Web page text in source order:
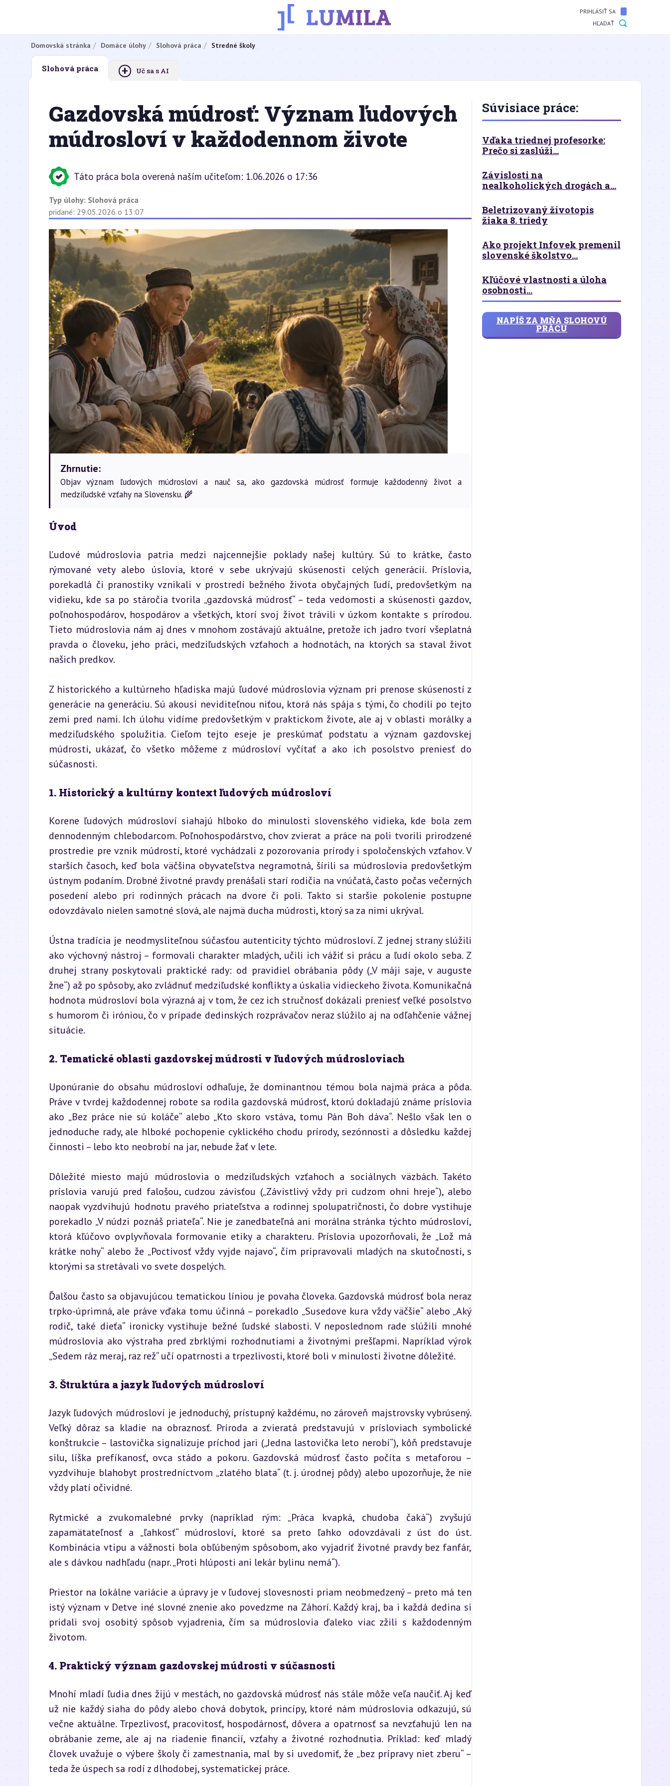
PRIHLÁSIŤ SA
HĽADAŤ
Domovská stránka Domáce úlohy Slohová práca Stredné školy
Slohová práca + Uč sa s AI
Gazdovská múdrosť: Význam ľudových
múdrosloví v každodennom živote
Táto práca bola overená naším učiteľom: 1.06.2026 o 17:36
Typ úlohy: Slohová práca
pridané: 29.05.2026 o 13:07
Zhrnutie:
Objav význam ľudových múdrosloví a nauč sa, ako gazdovská múdrosť formuje každodenný život a
medziľudské vzťahy na Slovensku. 🌾
Úvod
Ľudové múdroslovia patria medzi najcennejšie poklady našej kultúry. Sú to krátke, často
rýmované vety alebo úslovia, ktoré v sebe ukrývajú skúsenosti celých generácií. Príslovia,
porekadlá či pranostiky vznikali v prostredí bežného života obyčajných ľudí, predovšetkým na
vidieku, kde sa po stáročia tvorila „gazdovská múdrosť“ – teda vedomosti a skúsenosti gazdov,
poľnohospodárov, hospodárov a všetkých, ktorí svoj život trávili v úzkom kontakte s prírodou.
Tieto múdroslovia nám aj dnes v mnohom zostávajú aktuálne, pretože ich jadro tvorí všeplatná
pravda o človeku, jeho práci, medziľudských vzťahoch a hodnotách, na ktorých sa staval život
našich predkov.
Z historického a kultúrneho hľadiska majú ľudové múdroslovia význam pri prenose skúseností z
generácie na generáciu. Sú akousi neviditeľnou niťou, ktorá nás spája s tými, čo chodili po tejto
zemi pred nami. Ich úlohu vidíme predovšetkým v praktickom živote, ale aj v oblasti morálky a
medziľudského spolužitia. Cieľom tejto eseje je preskúmať podstatu a význam gazdovskej
múdrosti, ukázať, čo všetko môžeme z múdrosloví vyčítať a ako ich posolstvo preniesť do
súčasnosti.
1. Historický a kultúrny kontext ľudových múdrosloví
Korene ľudových múdrosloví siahajú hlboko do minulosti slovenského vidieka, kde bola zem
dennodenným chlebodarcom. Poľnohospodárstvo, chov zvierat a práce na poli tvorili prirodzené
prostredie pre vznik múdrostí, ktoré vychádzali z pozorovania prírody i spoločenských vzťahov. V
starších časoch, keď bola väčšina obyvateľstva negramotná, šírili sa múdroslovia predovšetkým
ústnym podaním. Drobné životné pravdy prenášali starí rodičia na vnúčatá, často počas večerných
posedení alebo pri rodinných prácach na dvore či poli. Takto si staršie pokolenie postupne
odovzdávalo nielen samotné slová, ale najmä ducha múdrosti, ktorý sa za nimi ukrýval.
Ústna tradícia je neodmysliteľnou súčasťou autenticity týchto múdrosloví. Z jednej strany slúžili
ako výchovný nástroj – formovali charakter mladých, učili ich vážiť si prácu a ľudí okolo seba. Z
druhej strany poskytovali praktické rady: od pravidiel obrábania pôdy („V máji saje, v auguste
žne“) až po spôsoby, ako zvládnuť medziľudské konflikty a úskalia vidieckeho života. Komunikačná
hodnota múdrosloví bola výrazná aj v tom, že cez ich stručnosť dokázali preniesť veľké posolstvo
s humorom či iróniou, čo v prípade dedinských rozprávačov neraz slúžilo aj na odľahčenie vážnej
situácie.
2. Tematické oblasti gazdovskej múdrosti v ľudových múdrosloviach
Uponúranie do obsahu múdrosloví odhaľuje, že dominantnou témou bola najmä práca a pôda.
Práve v tvrdej každodennej robote sa rodila gazdovská múdrosť, ktorú dokladajú známe príslovia
ako „Bez práce nie sú koláče“ alebo „Kto skoro vstáva, tomu Pán Boh dáva“. Nešlo však len o
jednoduche rady, ale hlboké pochopenie cyklického chodu prírody, sezónnosti a dôsledku každej
činnosti – lebo kto neobrobí na jar, nebude žať v lete.
Dôležité miesto majú múdroslovia o medziľudských vzťahoch a sociálnych väzbách. Takéto
príslovia varujú pred falošou, cudzou závisťou („Závistlivý vždy pri cudzom ohni hreje“), alebo
naopak vyzdvihujú hodnotu pravého priateľstva a rodinnej spolupatričnosti, čo dobre vystihuje
porekadlo „V núdzi poznáš priateľa“. Nie je zanedbateľná ani morálna stránka týchto múdrosloví,
ktorá kľúčovo ovplyvňovala formovanie etiky a charakteru. Príslovia upozorňovali, že „Lož má
krátke nohy“ alebo že „Poctivosť vždy vyjde najavo“, čím pripravovali mladých na skutočnosti, s
ktorými sa stretávali vo svete dospelých.
Ďalšou často sa objavujúcou tematickou líniou je povaha človeka. Gazdovská múdrosť bola neraz
trpko-úprimná, ale práve vďaka tomu účinná – porekadlo „Susedove kura vždy väčšie“ alebo „Aký
rodič, také dieťa“ ironicky vystihuje bežné ľudské slabosti. V neposlednom rade slúžili mnohé
múdroslovia ako výstraha pred zbrklými rozhodnutiami a životnými prešľapmi. Napríklad výrok
„Sedem ráz meraj, raz rež“ učí opatrnosti a trpezlivosti, ktoré boli v minulosti životne dôležité.
3. Štruktúra a jazyk ľudových múdrosloví
Jazyk ľudových múdrosloví je jednoduchý, prístupný každému, no zároveň majstrovsky vybrúsený.
Veľký dôraz sa kladie na obraznosť. Príroda a zvieratá predstavujú v prísloviach symbolické
konštrukcie – lastovička signalizuje príchod jari („Jedna lastovička leto nerobí“), kôň predstavuje
silu, líška prefíkanosť, ovca stádo a pokoru. Gazdovská múdrosť často počíta s metaforou –
vyzdvihuje blahobyt prostredníctvom „zlatého blata“ (t. j. úrodnej pôdy) alebo upozorňuje, že nie
vždy platí očividné.
Rytmické a zvukomalebné prvky (napríklad rým: „Práca kvapká, chudoba čaká“) zvyšujú
zapamätateľnosť a „ľahkosť“ múdrosloví, ktoré sa preto ľahko odovzdávali z úst do úst.
Kombinácia vtipu a vážnosti bola obľúbeným spôsobom, ako vyjadriť životné pravdy bez fanfár,
ale s dávkou nadhľadu (napr. „Proti hlúposti ani lekár bylinu nemá“).
Priestor na lokálne variácie a úpravy je v ľudovej slovesnosti priam neobmedzený – preto má ten
istý význam v Detve iné slovné znenie ako povedzme na Záhorí. Každý kraj, ba i každá dedina si
pridali svoj osobitý spôsob vyjadrenia, čím sa múdroslovia ďaleko viac zžili s každodenným
životom.
4. Praktický význam gazdovskej múdrosti v súčasnosti
Mnohí mladí ľudia dnes žijú v mestách, no gazdovská múdrosť nás stále môže veľa naučiť. Aj keď
už nie každý siaha do pôdy alebo chová dobytok, princípy, ktoré nám múdroslovia odkazujú, sú
večne aktuálne. Trpezlivosť, pracovitosť, hospodárnosť, dôvera a opatrnosť sa nevzťahujú len na
obrábanie zeme, ale aj na riadenie financií, vzťahy a životné rozhodnutia. Príklad: keď mladý
človek uvažuje o výbere školy či zamestnania, mal by si uvedomiť, že „bez prípravy niet zberu“ –
teda že úspech sa rodí z dlhodobej, systematickej práce.
Súvisiace práce:
Vďaka triednej profesorke:
Prečo si zaslúži...
Závislosti na
nealkoholických drogách a...
Beletrizovaný životopis
žiaka 8. triedy
Ako projekt Infovek premenil
slovenské školstvo...
Kľúčové vlastnosti a úloha
osobnosti...
NAPÍŠ ZA MŇA SLOHOVÚ
PRÁCU